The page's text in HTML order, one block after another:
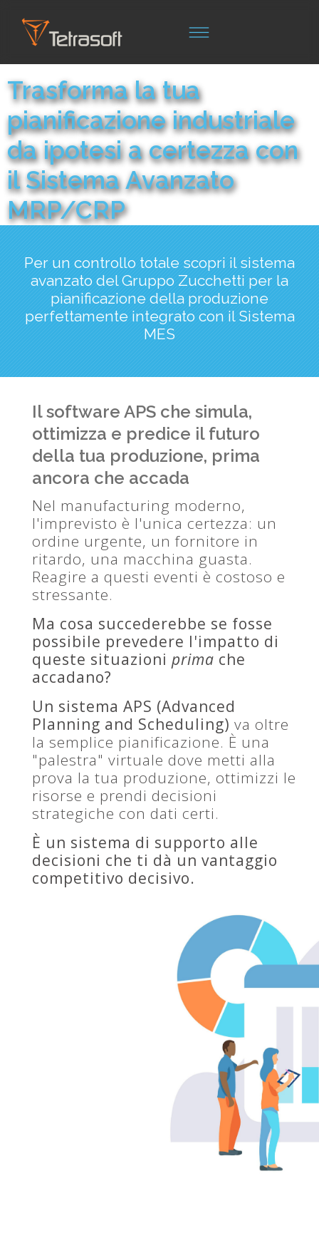
Trasforma la tua
pianificazione industriale
da ipotesi a certezza con
il Sistema Avanzato
MRP/CRP
Per un controllo totale scopri il sistema
avanzato del Gruppo Zucchetti per la
pianificazione della produzione
perfettamente integrato con il Sistema
MES
Il software APS che simula,
ottimizza e predice il futuro
della tua produzione, prima
ancora che accada
Nel manufacturing moderno,
l'imprevisto è l'unica certezza: un
ordine urgente, un fornitore in
ritardo, una macchina guasta.
Reagire a questi eventi è costoso e
stressante.
Ma cosa succederebbe se fosse
possibile prevedere l'impatto di
queste situazioni prima che
accadano?
Un sistema APS (Advanced
Planning and Scheduling) va oltre
la semplice pianificazione. È una
"palestra" virtuale dove metti alla
prova la tua produzione, ottimizzi le
risorse e prendi decisioni
strategiche con dati certi.
È un sistema di supporto alle
decisioni che ti dà un vantaggio
competitivo decisivo.